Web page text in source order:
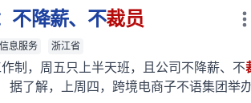
不降薪、不裁员
息服务 浙江省
制，周五只上半天班，且公司不降薪、不
据了解，上周四，跨境电商子不语集团举